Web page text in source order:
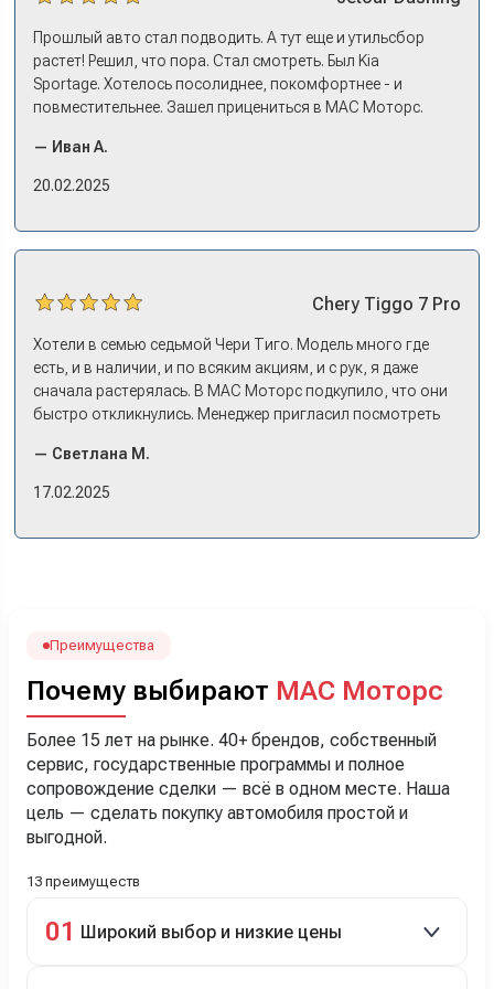
Прошлый авто стал подводить. А тут еще и утильсбор
растет! Решил, что пора. Стал смотреть. Был Kia
Sportage. Хотелось посолиднее, покомфортнее - и
повместительнее. Зашел прицениться в МАС Моторс.
и прям мое! Даже не скажешь, что «китаец». Прям не
вылезая из него и порешали. Спортэйдж в трейд-ин
— Иван А.
20.02.2025
Chery Tiggo 7 Pro
Хотели в семью седьмой Чери Тиго. Модель много где
есть, и в наличии, и по всяким акциям, и с рук, я даже
сначала растерялась. В МАС Моторс подкупило, что они
быстро откликнулись. Менеджер пригласил посмотреть
примериться. Нам тут недалеко, пришли в салон - и в тот
же день купили машину! Неожиданно, но довольны! Все
менеджеру Сергею, профессионал своего дела!
— Светлана М.
17.02.2025
Преимущества
Почему выбирают МАС Моторс
Более 15 лет на рынке. 40+ брендов, собственный
сервис, государственные программы и полное
сопровождение сделки — всё в одном месте. Наша
цель — сделать покупку автомобиля простой и
выгодной.
13 преимуществ
01 Широкий выбор и низкие цены